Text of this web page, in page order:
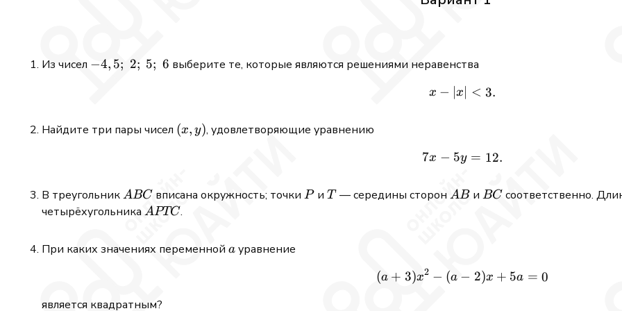
Из чисел -4,5;\;2;\;5;\;6
−4, 5; 2; 5; 6 выберите те, которые являются решениями неравенства
x - \lvert x \rvert < 3.
x − ∣x < 3.
Найдите три пары чисел (x,y)
(x, y), удовлетворяющие уравнению
7x - 5y = 12.
7x − 5y = 12.
В треугольникABC
ABC вписана окружность; точкиP
P иT
T— середины сторон AB
ABи BC
BC соответственно.
четырёхугольникаAPTC
APTC.
При каких значениях переменной a
a уравнение
(a + 3)x^2 - (a - 2)x + 5a =
(a + 3)x2 − (a − 2)x + 5a = 0
является квадратным?